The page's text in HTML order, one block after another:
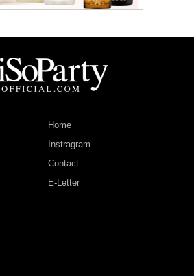
Home
Instragram
Contact
E-Letter